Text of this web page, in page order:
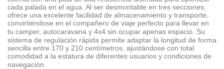
cada palada en el agua. Al ser desmontable en tres secciones,
ofrece una excelente facilidad de almacenamiento y transporte,
convirtiéndose en el compañero de viaje perfecto para llevar en
tu camper, autocaravana y 4x4 sin ocupar apenas espacio.
Su
sistema de regulación rápida permite adaptar la longitud de forma
sencilla entre 170 y 210 centímetros, ajustándose con total
comodidad a la estatura de diferentes usuarios y condiciones de
navegación.